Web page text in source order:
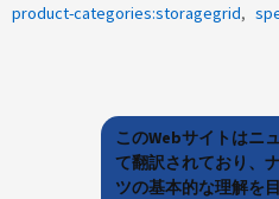
product-categories:storagegrid
このWebサイトはニ
て翻訳されており、
ツの基本的な理解を